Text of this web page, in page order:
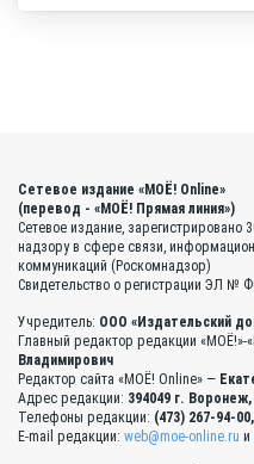
Сетевое издание «МОЁ! Online»
(перевод - «МОЁ! Прямая линия»)
Сетевое издание, зарегистрировано
надзору в сфере связи,
коммуникаций (Роскомнадзор)
Свидетельство о регистрации ЭЛ №
Учредитель: ООО «Издательский
Главный редактор редакции
Владимирович
Редактор сайта «МОЁ! Online» —
Адрес редакции: 394049 г.
Телефоны редакции: (473) 267-94-
E-mail редакции: web@moe-online.ru и